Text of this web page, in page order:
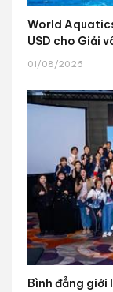
World
USD cho Giải
01/08/2026
Bình đẳng